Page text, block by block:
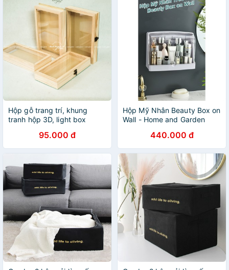
Hộp gỗ trang trí, khung
tranh hộp 3D, light box
95.000 đ
Hộp Mỹ Nhân Beauty Box on
Wall - Home and Garden
440.000 đ